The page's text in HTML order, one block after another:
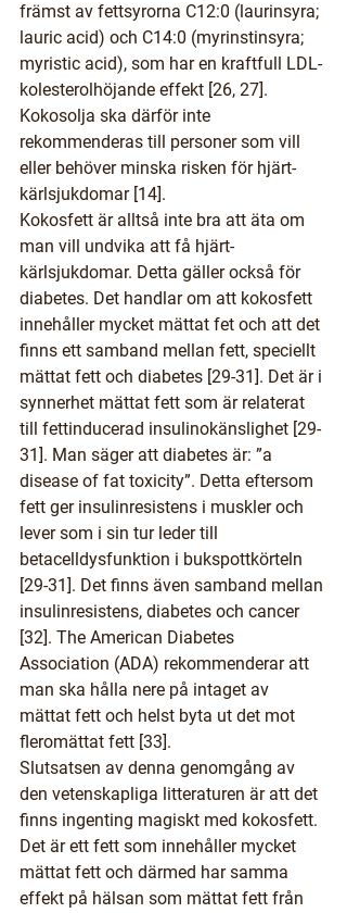
främst av fettsyrorna C12:0 (laurinsyra;
lauric acid) och C14:0 (myrinstinsyra;
myristic acid), som har en kraftfull LDL-
kolesterolhöjande effekt [26, 27].
Kokosolja ska därför inte
rekommenderas till personer som vill
eller behöver minska risken för hjärt-
kärlsjukdomar [14].
Kokosfett är alltså inte bra att äta om
man vill undvika att få hjärt-
kärlsjukdomar. Detta gäller också för
diabetes. Det handlar om att kokosfett
innehåller mycket mättat fet och att det
finns ett samband mellan fett, speciellt
mättat fett och diabetes [29-31]. Det är i
synnerhet mättat fett som är relaterat
till fettinducerad insulinokänslighet [29-
31]. Man säger att diabetes är: ”a
disease of fat toxicity”. Detta eftersom
fett ger insulinresistens i muskler och
lever som i sin tur leder till
betacelldysfunktion i bukspottkörteln
[29-31]. Det finns även samband mellan
insulinresistens, diabetes och cancer
[32]. The American Diabetes
Association (ADA) rekommenderar att
man ska hålla nere på intaget av
mättat fett och helst byta ut det mot
fleromättat fett [33].
Slutsatsen av denna genomgång av
den vetenskapliga litteraturen är att det
finns ingenting magiskt med kokosfett.
Det är ett fett som innehåller mycket
mättat fett och därmed har samma
effekt på hälsan som mättat fett från